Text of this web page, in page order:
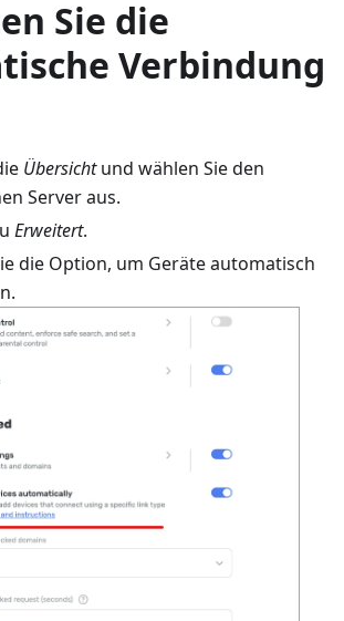
Sie die
Verbindung
Übersichtund wählen Sie den
Server aus.
Erweitert.
die Option, um Geräte automatisch